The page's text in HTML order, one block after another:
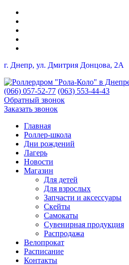
г. Днепр, ул. Дмитрия Донцова, 2A
(066) 057-52-77 (063) 553-44-43
Обратный звонок
Заказать звонок
Главная
Роллер-школа
Дни рождений
Лагерь
Новости
Магазин
Для детей
Для взрослых
Запчасти и аксессуары
Скейты
Самокаты
Сувенирная продукция
Распродажа
Велопрокат
Расписание
Контакты